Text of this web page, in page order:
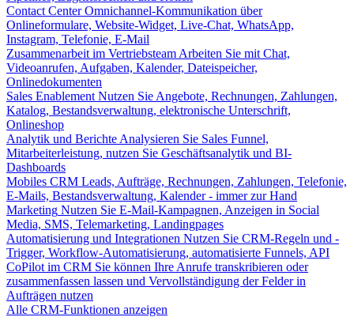
Contact Center Omnichannel-Kommunikation über
Onlineformulare, Website-Widget, Live-Chat, WhatsApp,
Instagram, Telefonie, E-Mail
Zusammenarbeit im Vertriebsteam Arbeiten Sie mit Chat,
Videoanrufen, Aufgaben, Kalender, Dateispeicher,
Onlinedokumenten
Sales Enablement Nutzen Sie Angebote, Rechnungen, Zahlungen,
Katalog, Bestandsverwaltung, elektronische Unterschrift,
Onlineshop
Analytik und Berichte Analysieren Sie Sales Funnel,
Mitarbeiterleistung, nutzen Sie Geschäftsanalytik und BI-
Dashboards
Mobiles CRM Leads, Aufträge, Rechnungen, Zahlungen, Telefonie,
E-Mails, Bestandsverwaltung, Kalender - immer zur Hand
Marketing Nutzen Sie E-Mail-Kampagnen, Anzeigen in Social
Media, SMS, Telemarketing, Landingpages
Automatisierung und Integrationen Nutzen Sie CRM-Regeln und -
Trigger, Workflow-Automatisierung, automatisierte Funnels, API
CoPilot im CRM Sie können Ihre Anrufe transkribieren oder
zusammenfassen lassen und Vervollständigung der Felder in
Aufträgen nutzen
Alle CRM-Funktionen anzeigen